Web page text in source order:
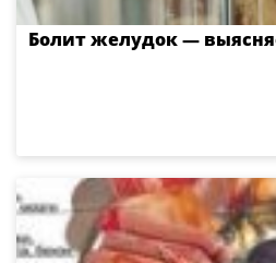
Болит желудок —